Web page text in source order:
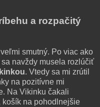
a rozpačitý
smutný. Po viac ako
navždy musela rozlúčiť
. Vtedy sa mi zrútil
na pozitívne mi
Na Vikinku čakali
košík na pohodlnejšie